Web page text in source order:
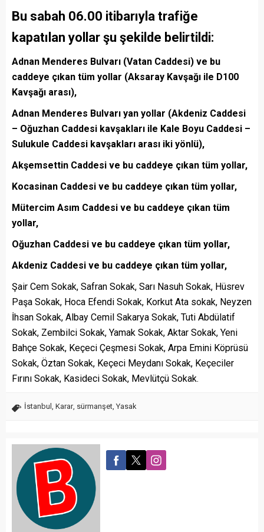
Bu sabah 06.00 itibarıyla trafiğe
kapatılan yollar şu şekilde belirtildi:
Adnan Menderes Bulvarı (Vatan Caddesi) ve bu
caddeye çıkan tüm yollar (Aksaray Kavşağı ile D100
Kavşağı arası),
Adnan Menderes Bulvarı yan yollar (Akdeniz Caddesi
– Oğuzhan Caddesi kavşakları ile Kale Boyu Caddesi –
Sulukule Caddesi kavşakları arası iki yönlü),
Akşemsettin Caddesi ve bu caddeye çıkan tüm yollar,
Kocasinan Caddesi ve bu caddeye çıkan tüm yollar,
Mütercim Asım Caddesi ve bu caddeye çıkan tüm
yollar,
Oğuzhan Caddesi ve bu caddeye çıkan tüm yollar,
Akdeniz Caddesi ve bu caddeye çıkan tüm yollar,
Şair Cem Sokak, Safran Sokak, Sarı Nasuh Sokak, Hüsrev
Paşa Sokak, Hoca Efendi Sokak, Korkut Ata sokak, Neyzen
İhsan Sokak, Albay Cemil Sakarya Sokak, Tuti Abdülatif
Sokak, Zembilci Sokak, Yamak Sokak, Aktar Sokak, Yeni
Bahçe Sokak, Keçeci Çeşmesi Sokak, Arpa Emini Köprüsü
Sokak, Öztan Sokak, Keçeci Meydanı Sokak, Keçeciler
Fırını Sokak, Kasideci Sokak, Mevlütçü Sokak.
İstanbul , Karar, sürmanşet, Yasak